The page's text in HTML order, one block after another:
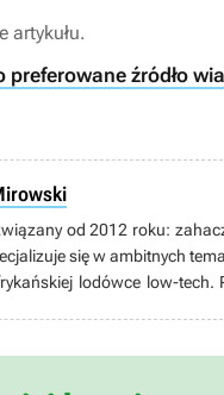
artykułu.
preferowane źródło
od 2012 roku:
się w ambitnych
lodówce low-tech.
z siebie